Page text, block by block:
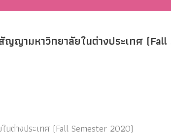
ญามหาวิทยาลัยในต่างประเทศ (Fall
นต่างประเทศ (Fall Semester 2020)